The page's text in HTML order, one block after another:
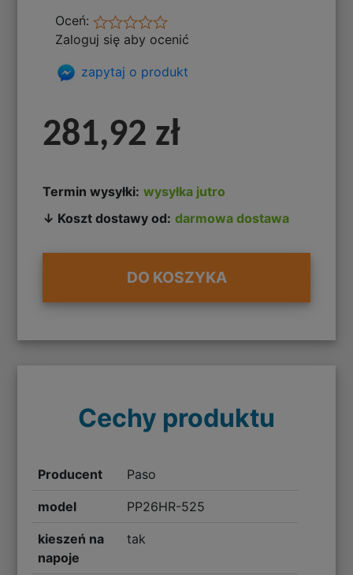
Oceń:
Zaloguj się aby ocenić
zapytaj o produkt
281,92 zł
Termin wysyłki: wysyłka jutro
↓ Koszt dostawy od: darmowa dostawa
DO KOSZYKA
Cechy produktu
Producent Paso
model PP26HR-525
kieszeń na
napoje
tak